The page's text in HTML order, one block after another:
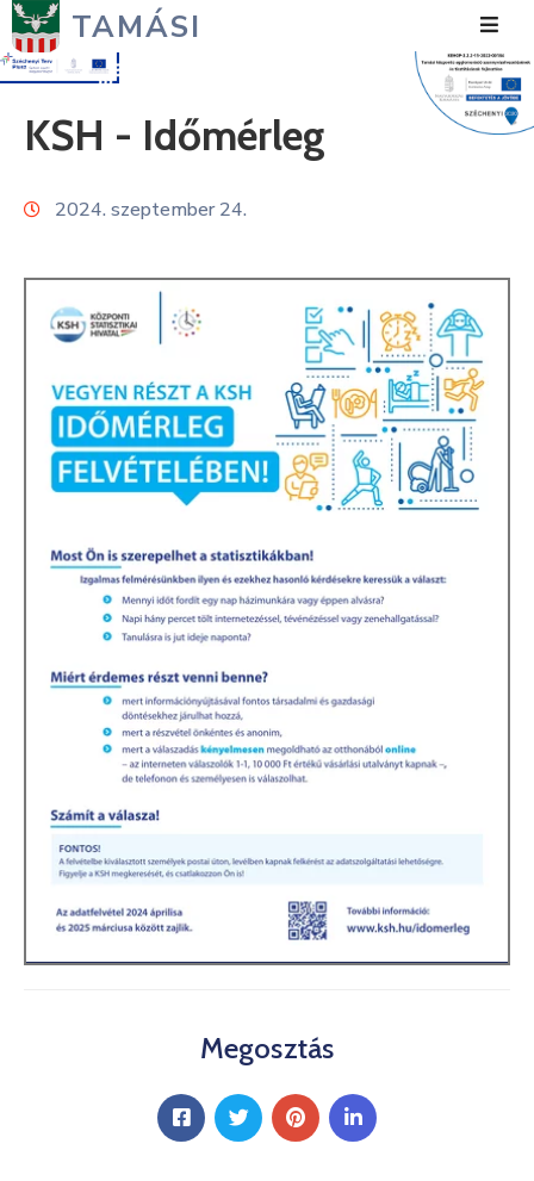
TAMÁSI
Városunk
Önkormányzat
Közérdekű
Turizmus
Fejlesztések
Kultúra
KSH - Időmérleg
2024. szeptember 24.
Megosztás